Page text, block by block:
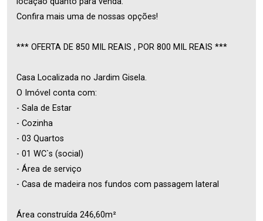
Confira mais uma de nossas opções!
*** OFERTA DE 850 MIL REAIS , POR 800 MIL REAIS ***
Casa Localizada no Jardim Gisela.
O Imóvel conta com:
- Sala de Estar
- Cozinha
- 03 Quartos
- 01 WC`s (social)
- Área de serviço
- Casa de madeira nos fundos com passagem lateral
Área construída 246,60m²